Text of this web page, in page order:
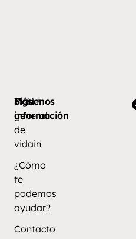
Más
información
Visión
general
de
vidain
¿Cómo
te
podemos
ayudar?
Contacto
Síguenos